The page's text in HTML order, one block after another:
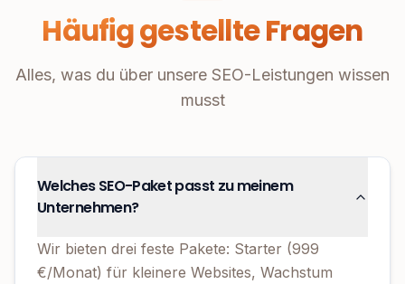
Häufig gestellte Fragen
Alles, was du über unsere SEO-Leistungen wissen
musst
Welches SEO-Paket passt zu meinem
Unternehmen?
Wir bieten drei feste Pakete: Starter (999
€/Monat) für kleinere Websites, Wachstum